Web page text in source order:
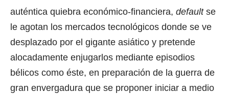
auténtica quiebra económico-financiera, default se
le agotan los mercados tecnológicos donde se ve
desplazado por el gigante asiático y pretende
alocadamente enjugarlos mediante episodios
bélicos como éste, en preparación de la guerra de
gran envergadura que se proponer iniciar a medio